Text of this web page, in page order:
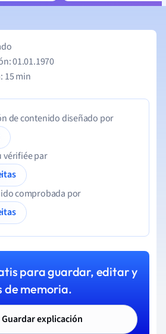
01.01.1970
15 min
de contenido diseñado por
vérifiée par
comprobada por
para guardar, editar y
memoria.
Guardar explicación